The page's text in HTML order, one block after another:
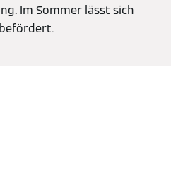
Im Sommer lässt sich